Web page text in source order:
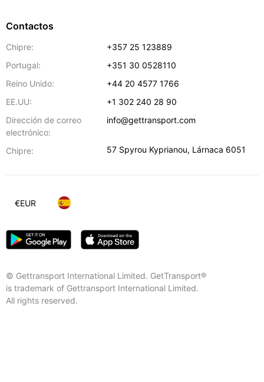
Contactos
Chipre:
+357 25 123889
Portugal:
+351 30 0528110
Reino Unido:
+44 20 4577 1766
EE.UU:
+1 302 240 28 90
Dirección de correo
electrónico:
info@gettransport.com
Chipre: 57 Spyrou Kyprianou, Lárnaca 6051
© Gettransport International Limited. GetTransport®
is trademark of Gettransport International Limited.
All rights reserved.
€EUR